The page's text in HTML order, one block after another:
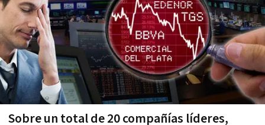
Sobre un total de 20 compañías líderes,